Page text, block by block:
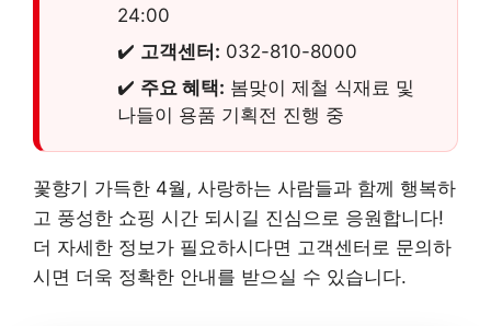
24:00
✔️ 고객센터: 032-810-8000
✔️ 주요 혜택: 봄맞이 제철 식재료 및
나들이 용품 기획전 진행 중
꽃향기 가득한 4월, 사랑하는 사람들과 함께 행복하
고 풍성한 쇼핑 시간 되시길 진심으로 응원합니다!
더 자세한 정보가 필요하시다면 고객센터로 문의하
시면 더욱 정확한 안내를 받으실 수 있습니다.